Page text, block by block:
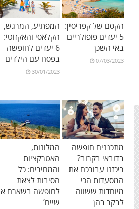
הקסם של קפריסין:
5 יעדים פופולריים
באי השכן
07/03/2023
המפתיע, המרגש,
הקלאסי והאקזוטי:
6 יעדים לחופשה
בפסח עם הילדים
30/01/2023
מתכננים חופשה
בדובאי בקרוב?
ריכזנו עבורכם את
המסעדות הכי
מיוחדות ששווה
לבקר בהן
המלונות,
האטרקציות
והמחירים: כל
הסיבות לצאת
לחופשה בשארם א
שייח’